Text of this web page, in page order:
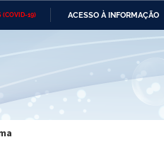
(COVID-19) ACESSO À INFORMAÇÃO
Ministério das Relações